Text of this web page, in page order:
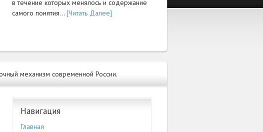
в течение которых менялось и содержание
самого понятия… [Читать Далее]
механизм современной России.
Навигация
Главная